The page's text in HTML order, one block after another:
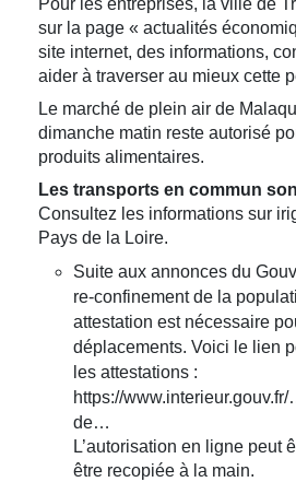
Pour les entreprises, la ville de
sur la page « actualités
site internet, des informations,
aider à traverser au mieux cette
Le marché de plein air de
dimanche matin reste autorisé
produits alimentaires.
Les transports en commun
Consultez les informations sur
Pays de la Loire.
Suite aux annonces du
re-confinement de la
attestation est nécessaire
déplacements. Voici le lien
les attestations :
https://
de…
L’autorisation en ligne peut
être recopiée à la main.